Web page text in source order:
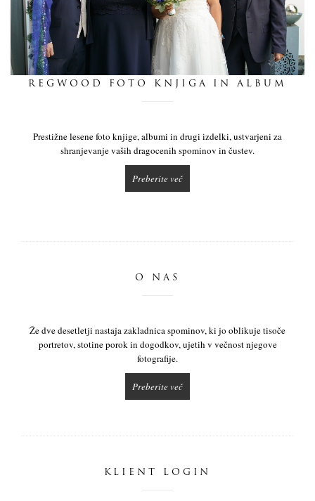
mi
dnevnik
REGWOOD FOTO KNJIGA IN ALBUM
Prestižne lesene foto knjige, albumi in drugi izdelki, ustvarjeni za
shranjevanje vaših dragocenih spominov in čustev.
Preberite več
O NAS
Že dve desetletji nastaja zakladnica spominov, ki jo oblikuje tisoče
portretov, stotine porok in dogodkov, ujetih v večnost njegove
fotografije.
Preberite več
KLIENT LOGIN